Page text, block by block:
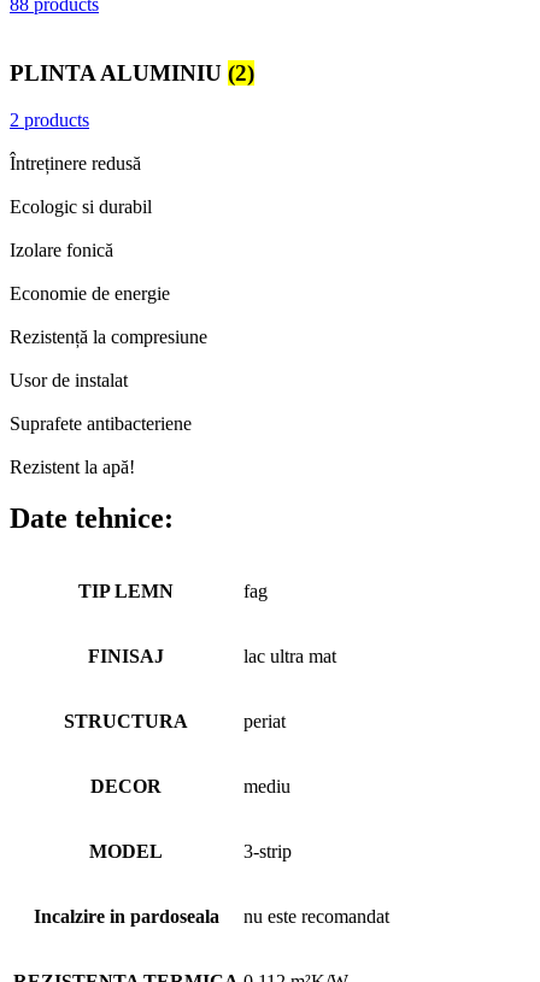
88 products
PLINTA ALUMINIU (2)
2 products
Întreținere redusă
Ecologic si durabil
Izolare fonică
Economie de energie
Rezistență la compresiune
Usor de instalat
Suprafete antibacteriene
Rezistent la apă!
Date tehnice:
TIP LEMN fag
FINISAJ lac ultra mat
STRUCTURA periat
DECOR mediu
MODEL 3-strip
Incalzire in pardoseala nu este recomandat